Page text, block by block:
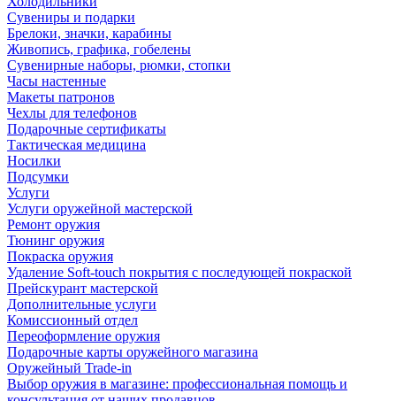
Сувениры и подарки
Брелоки, значки, карабины
Живопись, графика, гобелены
Сувенирные наборы, рюмки, стопки
Часы настенные
Макеты патронов
Чехлы для телефонов
Подарочные сертификаты
Тактическая медицина
Носилки
Подсумки
Услуги
Услуги оружейной мастерской
Ремонт оружия
Тюнинг оружия
Покраска оружия
Удаление Soft-touch покрытия с последующей покраской
Прейскурант мастерской
Дополнительные услуги
Комиссионный отдел
Переоформление оружия
Подарочные карты оружейного магазина
Оружейный Trade-in
Выбор оружия в магазине: профессиональная помощь и